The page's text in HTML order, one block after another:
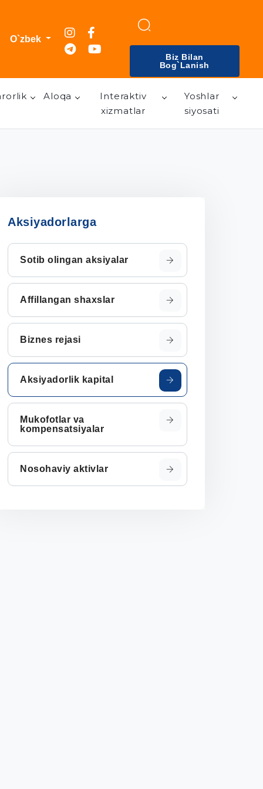
O`zbek
Biz Bilan
Bog`lanish
Aloqa
Interaktiv
xizmatlar
Yoshlar
siyosati
Aksiyadorlarga
Sotib olingan aksiyalar
Affillangan shaxslar
Biznes rejasi
Aksiyadorlik kapital
Mukofotlar va
kompensatsiyalar
Nosohaviy aktivlar